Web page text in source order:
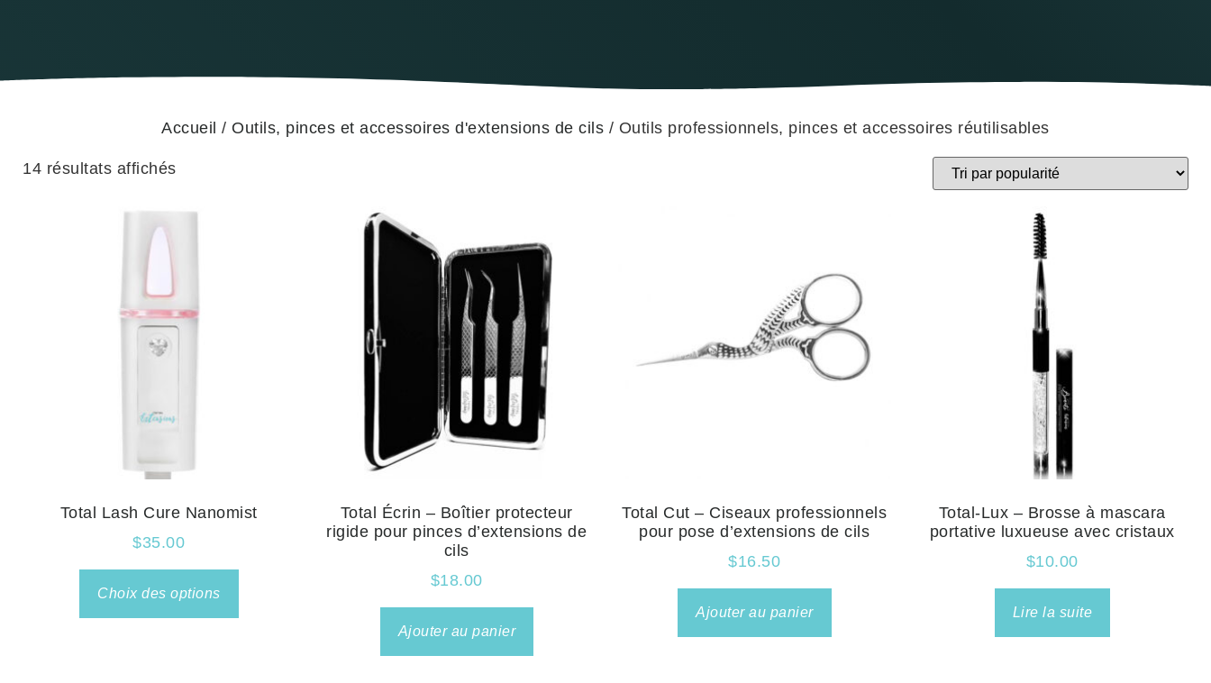
Accueil / Outils, pinces et accessoires d'extensions de cils / Outils professionnels, pinces et accessoires réutilisables
14 résultats affichés
Total Lash Cure Nanomist
$35.00
Choix des options
Total Écrin – Boîtier protecteur
rigide pour pinces d’extensions de
cils
$18.00
Ajouter au panier
Total Cut – Ciseaux professionnels
pour pose d’extensions de cils
$16.50
Ajouter au panier
Total-Lux – Brosse à mascara
portative luxueuse avec cristaux
$10.00
Lire la suite